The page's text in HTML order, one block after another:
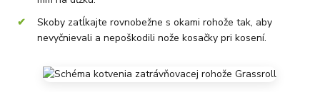
Skoby zatĺkajte rovnobežne s okami rohože tak, aby
nevyčnievali a nepoškodili nože kosačky pri kosení.